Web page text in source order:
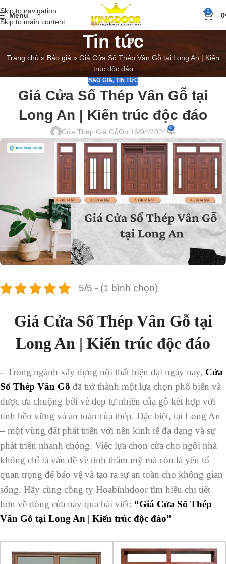
Skip to navigation
Skip to main content
Menu 0 0
Tin tức
Trang chủ » Báo giá » Giá Cửa Sổ Thép Vân Gỗ tại Long An | Kiến
trúc độc đáo
BÁO GIÁ, TIN TỨC
Giá Cửa Sổ Thép Vân Gỗ tại
Long An | Kiến trúc độc đáo
Cửa Thép Giả GỗOn 16/04/2024 0
5/5 - (1 bình chọn)
Giá Cửa Sổ Thép Vân Gỗ tại
Long An | Kiến trúc độc đáo
– Trong ngành xây dựng nội thất hiện đại ngày nay, Cửa
Sổ Thép Vân Gỗ đã trở thành một lựa chọn phổ biến và
được ưa chuộng bởi vẻ đẹp tự nhiên của gỗ kết hợp với
tính bền vững và an toàn của thép. Đặc biệt, tại Long An
– một vùng đất phát triển với nền kinh tế đa dạng và sự
phát triển nhanh chóng. Việc lựa chọn cửa cho ngôi nhà
không chỉ là vấn đề về tính thẩm mỹ mà còn là yếu tố
quan trọng để bảo vệ và tạo ra sự an toàn cho không gian
sống. Hãy cùng công ty Hoabinhdoor tìm hiểu chi tiết
hơn về dòng cửa này qua bài viết: “Giá Cửa Sổ Thép
Vân Gỗ tại Long An | Kiến trúc độc đáo”